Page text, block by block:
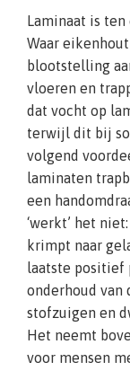
Laminaat is
Waar
blootstelling
vloeren en
dat vocht op
terwijl dit bij
volgend
laminaten
een
‘werkt’ het
krimpt naar
laatste positief
onderhoud van
stofzuigen en
Het neemt
voor mensen